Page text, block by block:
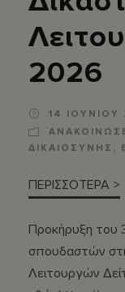
2026
14 ΙΟΥΝΙΟΥ
ΔΙΚΑΙΟΣΥΝΗΣ ,
ΠΕΡΙΣΣΟΤΕΡΑ >
Προκήρυξη του
σπουδαστών
Λειτουργών